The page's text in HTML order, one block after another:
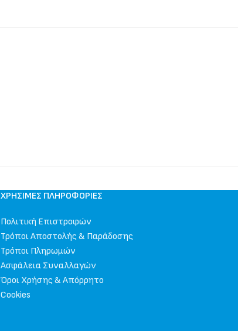
ΧΡΉΣΙΜΕΣ ΠΛΗΡΟΦΟΡΊΕΣ
Πολιτική Επιστροφών
Τρόποι Αποστολής & Παράδοσης
Τρόποι Πληρωμών
Ασφάλεια Συναλλαγών
Όροι Χρήσης & Απόρρητο
Cookies